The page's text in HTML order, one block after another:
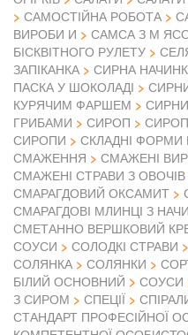
САМОСТІЙНА РОБОТА
ВИРОБИ И
САМСА З М
БІСКВІТНОГО РУЛЕТУ
ЗАПІКАНКА
СИРНА
ПАСКА У ШОКОЛАДІ
КУРЯЧИМ ФАРШЕМ
ГРИБАМИ
СИРОП
СИРОПИ
СКЛАДНІ ФОРМИ
СМАЖЕННЯ
СМАЖЕНІ
СМАЖЕНІ СТРАВИ З ОВОЧІВ
СМАРАГДОВИЙ ОКСАМИТ
СМАРАГДОВІ МЛИНЦІ З
СМЕТАННО ВЕРШКОВИЙ
СОУСИ
СОЛОДКІ СТРАВИ
СОЛЯНКА
СОЛЯНКИ
БІЛИЙ ОСНОВНИЙ
СОУСИ
З СИРОМ
СПЕЦІЇ
СТАНДАРТ ПРОФЕСІЙНОЇ